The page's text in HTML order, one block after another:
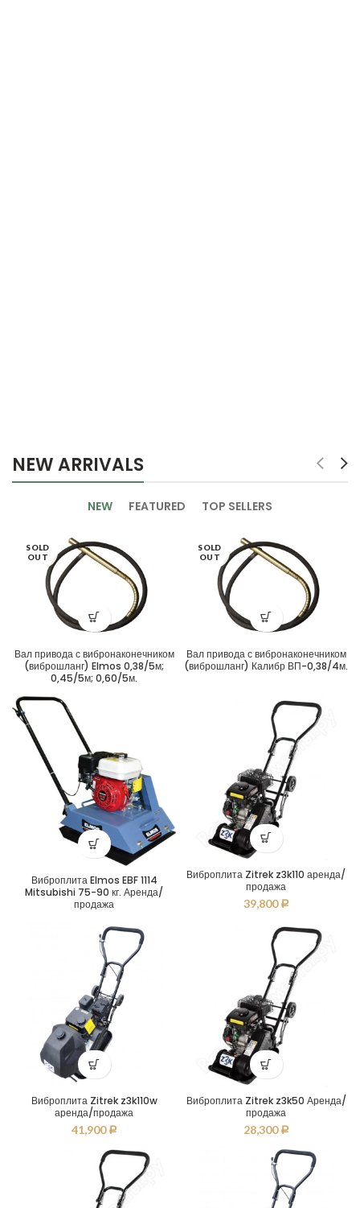
NEW ARRIVALS
NEW FEATURED TOP SELLERS
SOLD
OUT
Вал привода с вибронаконечником
(виброшланг) Elmos 0,38/5м;
0,45/5м; 0,60/5м.
SOLD
OUT
Вал привода с вибронаконечником
(виброшланг) Калибр ВП-0,38/4м.
Виброплита Elmos EBF 1114
Mitsubishi 75-90 кг. Аренда/
продажа
Виброплита Zitrek z3k110 аренда/
продажа
39,800 Р
Виброплита Zitrek z3k110w
аренда/продажа
41,900 Р
Виброплита Zitrek z3k50 Аренда/
продажа
28,300 Р